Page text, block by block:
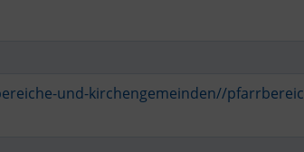
und-kirchengemeinden//